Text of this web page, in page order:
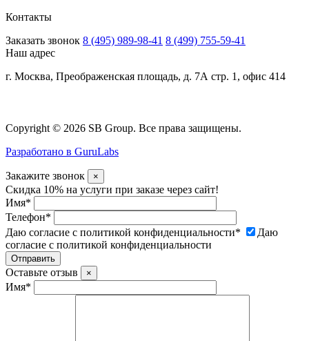
Контакты
Заказать звонок 8 (495) 989-98-41 8 (499) 755-59-41
Наш адрес
г. Москва, Преображенская площадь, д. 7А стр. 1, офис 414
Copyright © 2026 SB Group. Все права защищены.
Разработано в GuruLabs
Закажите звонок ×
Скидка 10% на услуги при заказе через сайт!
Имя*
Телефон*
Даю согласие с политикой конфиденциальности*
Даю
согласие с политикой конфиденциальности
Оставьте отзыв ×
Имя*